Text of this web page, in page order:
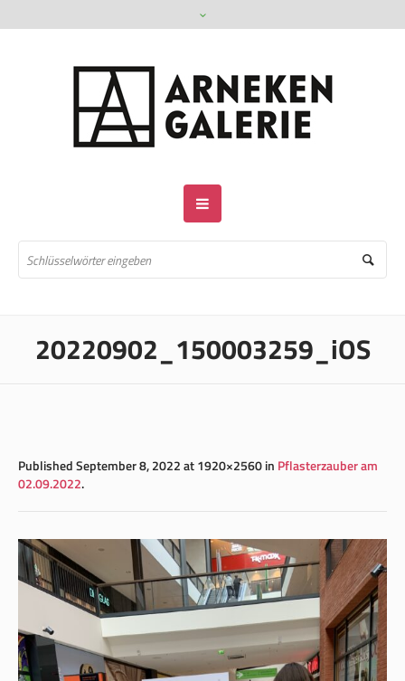
20220902_150003259_iOS
PublishedSeptember 8, 2022at 1920×2560 in Pflasterzauber am
02.09.2022.